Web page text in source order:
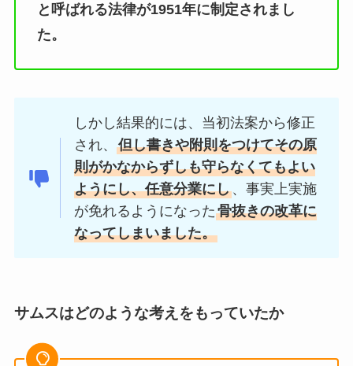
と呼ばれる法律が1951年に制定されまし
た。
しかし結果的には、当初法案から修正
され、但し書きや附則をつけてその原
則がかなからずしも守らなくてもよい
ようにし、任意分業にし、事実上実施
が免れるようになった骨抜きの改革に
なってしまいました。
サムスはどのような考えをもっていたか